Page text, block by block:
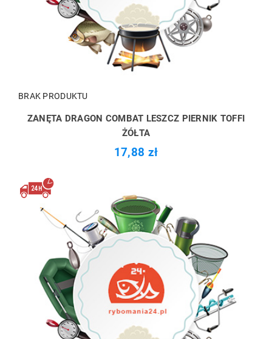
BRAK PRODUKTU
ZANĘTA DRAGON COMBAT LESZCZ PIERNIK TOFFI
ŻÓŁTA
17,88 zł